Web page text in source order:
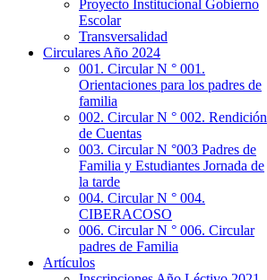
Proyecto Institucional Gobierno
Escolar
Transversalidad
Circulares Año 2024
001. Circular N ° 001.
Orientaciones para los padres de
familia
002. Circular N ° 002. Rendición
de Cuentas
003. Circular N °003 Padres de
Familia y Estudiantes Jornada de
la tarde
004. Circular N ° 004.
CIBERACOSO
006. Circular N ° 006. Circular
padres de Familia
Artículos